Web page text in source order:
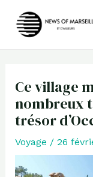
Ce village
nombreux
trésor
Voyage / 26